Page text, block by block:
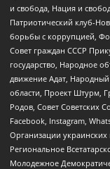
и свобода, Нация и
Патриотический клуб-
борьбы с коррупцией,
Совет граждан СССР
государство, Народное
движение Адат,
области, Проект Штурм,
Родов, Совет Советских
Facebook, Instagram,
Организации украинских
Региональное
Молодежное